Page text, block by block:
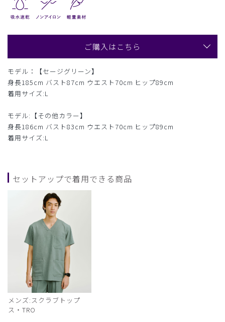
ご購入はこちら
モデル：【セージグリーン】
身長185cm バスト87cm ウエスト70cm ヒップ89cm
着用サイズ:L
モデル:【その他カラー】
身長186cm バスト83cm ウエスト70cm ヒップ89cm
着用サイズ:L
セットアップで着用できる商品
メンズ:スクラブトップ
ス・TRO